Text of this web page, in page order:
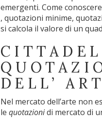
emergenti. Come
, quotazioni minime,
si calcola il valore di un
DELL’
Nel mercato dell’arte non
le quotazionidi mercato di